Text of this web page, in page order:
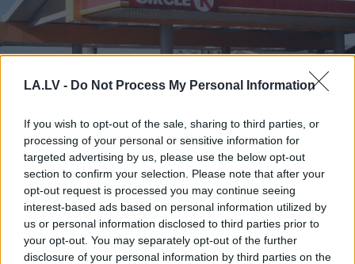
LA.LV - Do Not Process My Personal Information
If you wish to opt-out of the sale, sharing to third parties, or
processing of your personal or sensitive information for
targeted advertising by us, please use the below opt-out
section to confirm your selection. Please note that after your
opt-out request is processed you may continue seeing
interest-based ads based on personal information utilized by
us or personal information disclosed to third parties prior to
your opt-out. You may separately opt-out of the further
disclosure of your personal information by third parties on the
Solījalētāku dīzeļdegvielu,
bet cerētais izpalika: tagad
atklājies, kas patiesībā
notika ar cenām